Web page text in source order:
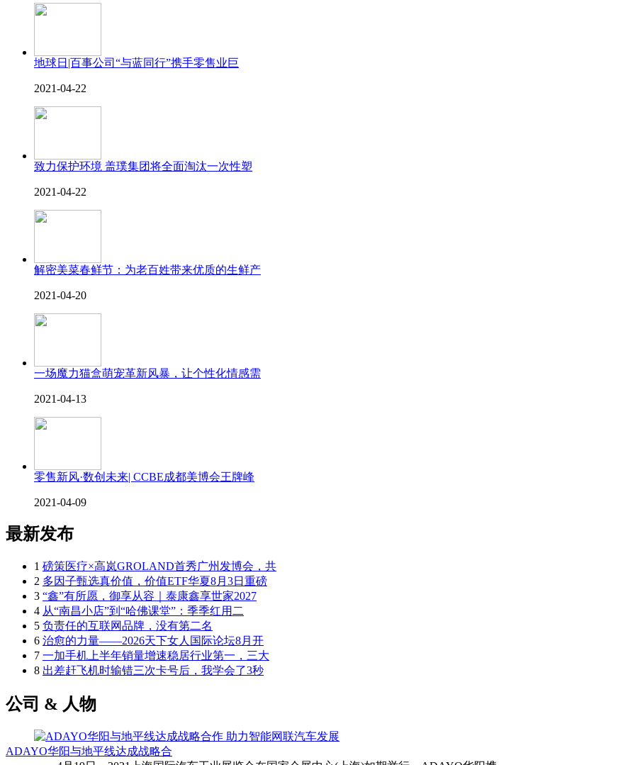
地球日|百事公司“与蓝同行”携手零售业巨
2021-04-22
致力保护环境 盖璞集团将全面淘汰一次性塑
2021-04-22
解密美菜春鲜节：为老百姓带来优质的生鲜产
2021-04-20
一场魔力猫盒萌宠革新风暴，让个性化情感需
2021-04-13
零售新风·数创未来| CCBE成都美博会王牌峰
2021-04-09
最新发布
1 磅策医疗×高岚GROLAND首秀广州发博会，共
2 多因子甄选真价值，价值ETF华夏8月3日重磅
3 “鑫”有所愿，御享从容｜泰康鑫享世家2027
4 从“南昌小店”到“哈佛课堂”：季季红用二
5 负责任的互联网品牌，没有第二名
6 治愈的力量——2026天下女人国际论坛8月开
7 一加手机上半年销量增速稳居行业第一，三大
8 出差赶飞机时输错三次卡号后，我学会了3秒
公司 & 人物
ADAYO华阳与地平线达成战略合